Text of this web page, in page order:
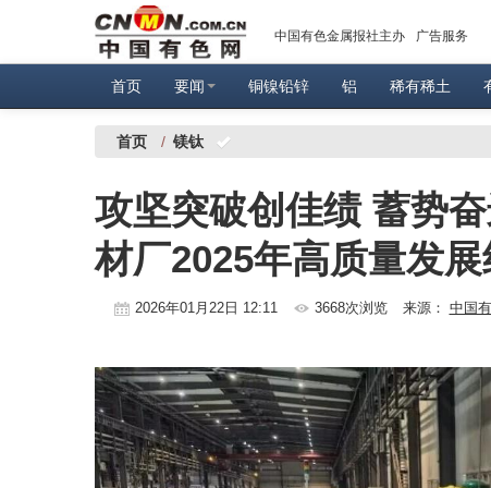
中国有色金属报社主办 广告服务
首页 要闻 铜镍铅锌 铝 稀有稀土
首页 / 镁钛
攻坚突破创佳绩 蓄势
材厂2025年高质量发
2026年01月22日 12:11 3668次浏览 来源： 中国